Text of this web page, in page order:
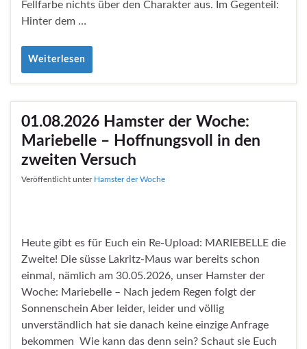
Fellfarbe nichts über den Charakter aus. Im Gegenteil:
Hinter dem …
Weiterlesen
01.08.2026 Hamster der Woche:
Mariebelle – Hoffnungsvoll in den
zweiten Versuch
Veröffentlicht unter Hamster der Woche
Heute gibt es für Euch ein Re-Upload: MARIEBELLE die
Zweite! Die süsse Lakritz-Maus war bereits schon
einmal, nämlich am 30.05.2026, unser Hamster der
Woche: Mariebelle – Nach jedem Regen folgt der
Sonnenschein Aber leider, leider und völlig
unverständlich hat sie danach keine einzige Anfrage
bekommen Wie kann das denn sein? Schaut sie Euch